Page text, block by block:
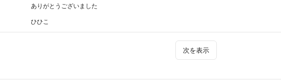
ありがとうございました
ひひこ
次を表示